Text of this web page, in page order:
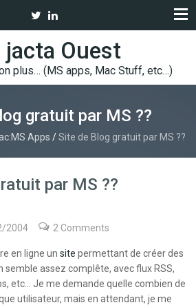
jacta Ouest
plus… (MS apps, Mac Stuff, etc…)
gratuit par MS ??
Apps /Site de Blog gratuit par MS ??
par MS ??
2004 2 Comments
en ligne un site permettant de créer des
semble assez complête, avec flux RSS,
etc… Je me demande quelle combien de
utilisateur, mais en attendant, je me